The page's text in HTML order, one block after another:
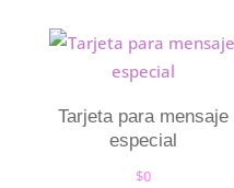
Tarjeta para mensaje
especial
$0